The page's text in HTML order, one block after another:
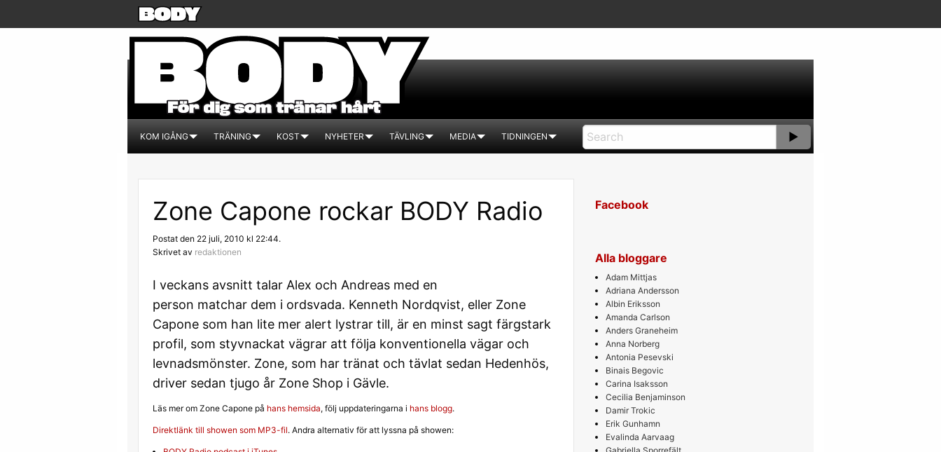
KOM IGÅNG TRÄNING KOST NYHETER TÄVLING MEDIA TIDNINGEN
Zone Capone rockar BODY Radio
Postat den 22 juli, 2010 kl 22:44.
Skrivet av redaktionen
I veckans avsnitt talar Alex och Andreas med en
person matchar dem i ordsvada. Kenneth Nordqvist, eller Zone
Capone som han lite mer alert lystrar till, är en minst sagt färgstark
profil, som styvnackat vägrar att följa konventionella vägar och
levnadsmönster. Zone, som har tränat och tävlat sedan Hedenhös,
driver sedan tjugo år Zone Shop i Gävle.
Läs mer om Zone Capone på hans hemsida, följ uppdateringarna i hans blogg.
Direktlänk till showen som MP3-fil. Andra alternativ för att lyssna på showen:
Facebook
Alla bloggare
Adam Mittjas
Adriana Andersson
Albin Eriksson
Amanda Carlson
Anders Graneheim
Anna Norberg
Antonia Pesevski
Binais Begovic
Carina Isaksson
Cecilia Benjaminson
Damir Trokic
Erik Gunhamn
Evalinda Aarvaag